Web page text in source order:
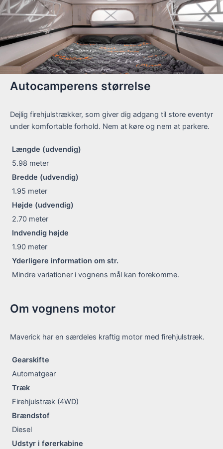
Autocamperens størrelse
Dejlig firehjulstrækker, som giver dig adgang til store eventyr
under komfortable forhold. Nem at køre og nem at parkere.
Længde (udvendig)
5.98 meter
Bredde (udvendig)
1.95 meter
Højde (udvendig)
2.70 meter
Indvendig højde
1.90 meter
Yderligere information om str.
Mindre variationer i vognens mål kan forekomme.
Om vognens motor
Maverick har en særdeles kraftig motor med firehjulstræk.
Gearskifte
Automatgear
Træk
Firehjulstræk (4WD)
Brændstof
Diesel
Udstyr i førerkabine